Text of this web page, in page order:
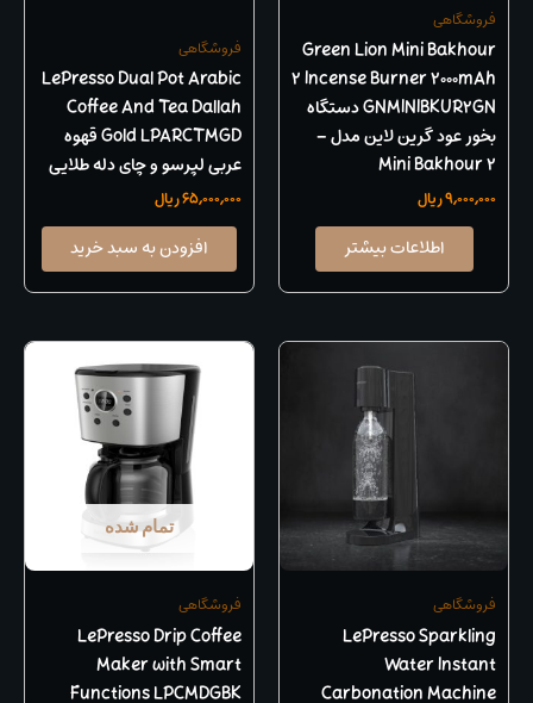
فروشگاهی
Green Lion Mini Bakhour
2 Incense Burner 2000mAh
GNMINIBKUR2GN دستگاه
بخور عود گرین لاین مدل –
Mini Bakhour 2
9,000,000ریال
اطلاعات بیشتر
فروشگاهی
LePresso Dual Pot Arabic
Coffee And Tea Dallah
Gold LPARCTMGD قهوه
عربی لپرسو و چای دله طلایی
65,000,000ریال
افزودن به سبد خرید
فروشگاهی
LePresso Sparkling
Water Instant
Carbonation Machine
تمام شده
فروشگاهی
LePresso Drip Coffee
Maker with Smart
Functions LPCMDGBK